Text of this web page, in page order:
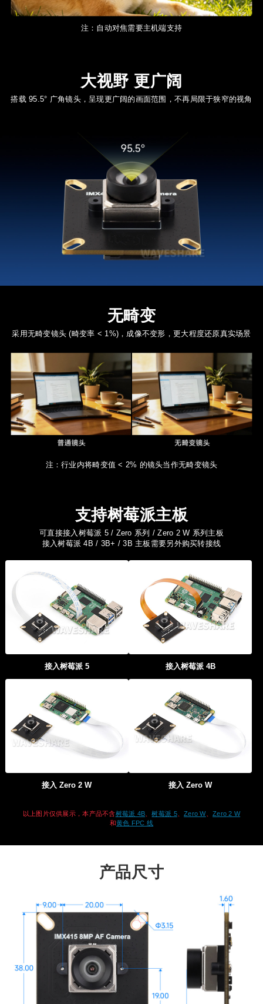
注：自动对焦需要主机端支持
大视野 更广阔
搭载 95.5° 广角镜头，呈现更广阔的画面范围，不再局限于狭窄的视角
无畸变
采用无畸变镜头 (畸变率 < 1%)，成像不变形，更大程度还原真实场景
注：行业内将畸变值 < 2% 的镜头当作无畸变镜头
支持树莓派主板
可直接接入树莓派 5 / Zero 系列 / Zero 2 W 系列主板
接入树莓派 4B / 3B+ / 3B 主板需要另外购买转接线
接入树莓派 5 接入树莓派 4B
接入 Zero 2 W 接入 Zero W
以上图片仅供展示，本产品不含树莓派 4B 、树莓派 5、Zero W、Zero 2 W
和黄色 FPC 线
产品尺寸